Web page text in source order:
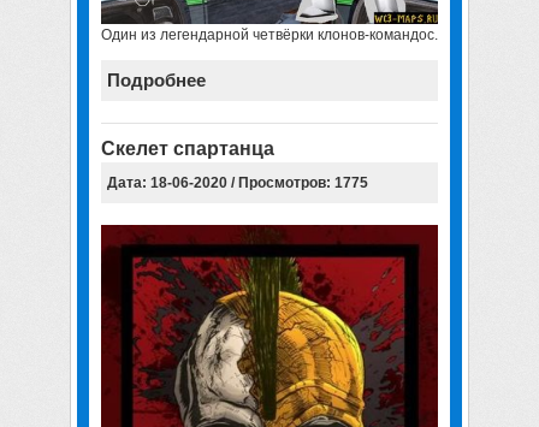
Один из легендарной четвёрки клонов-командос.
Подробнее
Скелет спартанца
Дата: 18-06-2020 / Просмотров: 1775